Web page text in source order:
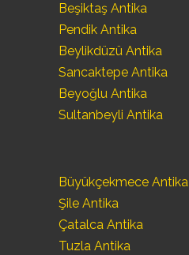
Beşiktaş Antika
Pendik Antika
Beylikdüzü Antika
Sancaktepe Antika
Beyoğlu Antika
Sultanbeyli Antika
Büyükçekmece Antika
Şile Antika
Çatalca Antika
Tuzla Antika